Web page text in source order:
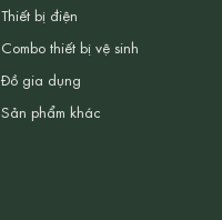
Thiết bị điện
Combo thiết bị vệ sinh
Đồ gia dụng
Sản phẩm khác